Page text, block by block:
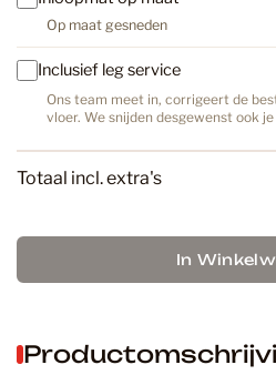
Op maat gesneden
Inclusief leg service
Ons team meet in, corrigeert de
vloer. We snijden desgewenst ook
Totaal incl. extra's
In